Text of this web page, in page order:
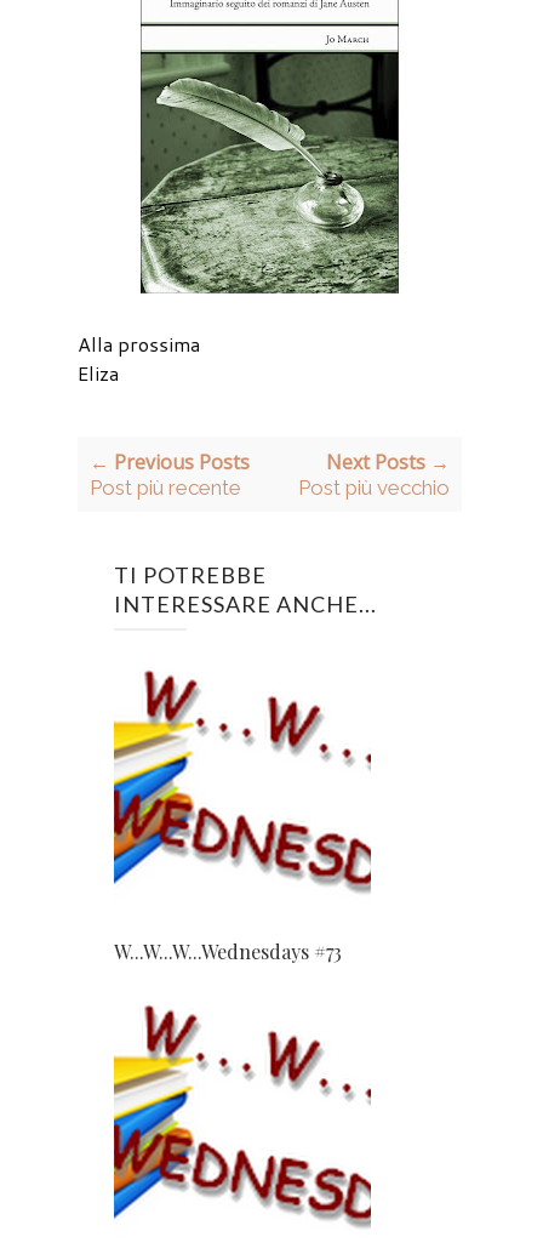
Alla prossima
Eliza
← Previous Posts
Post più recente
Next Posts →
Post più vecchio
TI POTREBBE
INTERESSARE ANCHE...
W...W...W...Wednesdays #73